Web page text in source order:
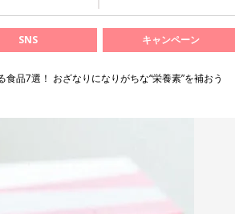
SNS キャンペーン
品7選！ おざなりになりがちな“栄養素”を補おう